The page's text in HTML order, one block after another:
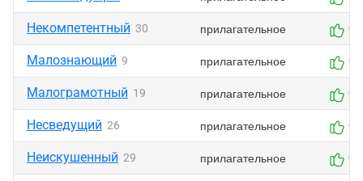
Некомпетентный 30 прилагательное 0
Малознающий 9 прилагательное 0
Малограмотный 19 прилагательное 0
Несведущий 26 прилагательное 0
Неискушенный 29 прилагательное 0